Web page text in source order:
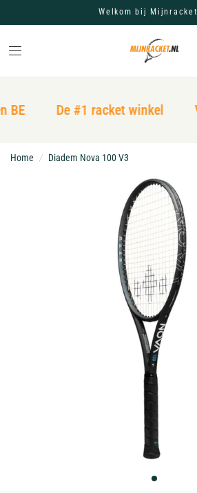
Welkom bij
BE De #1 racket winkel
Home / Diadem Nova 100 V3